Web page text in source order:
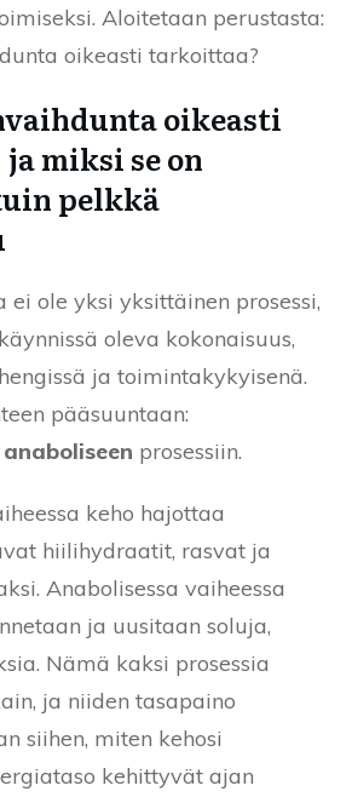
Aloitetaan perustasta:
oikeasti tarkoittaa?
oikeasti
miksi se on
pelkkä
ei ole yksi yksittäinen prosessi,
oleva kokonaisuus,
ja toimintakykyisenä.
pääsuuntaan:
anaboliseen prosessiin.
keho hajottaa
hiilihydraatit, rasvat ja
Anabolisessa vaiheessa
ja uusitaan soluja,
Nämä kaksi prosessia
ja niiden tasapaino
siihen, miten kehosi
kehittyvät ajan